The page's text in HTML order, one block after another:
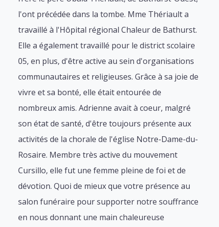
l'ont précédée dans la tombe. Mme Thériault a
travaillé à l'Hôpital régional Chaleur de Bathurst.
Elle a également travaillé pour le district scolaire
05, en plus, d'être active au sein d'organisations
communautaires et religieuses. Grâce à sa joie de
vivre et sa bonté, elle était entourée de
nombreux amis. Adrienne avait à coeur, malgré
son état de santé, d'être toujours présente aux
activités de la chorale de l'église Notre-Dame-du-
Rosaire. Membre très active du mouvement
Cursillo, elle fut une femme pleine de foi et de
dévotion. Quoi de mieux que votre présence au
salon funéraire pour supporter notre souffrance
en nous donnant une main chaleureuse